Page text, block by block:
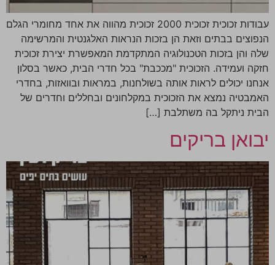
עבודות זכוכית זכוכית 2000 זכוכית מהווה את אחד מחומרי הגלם
הנפוצים בבתים וזאת הן בזכות הנראות האלגנטית והמרשימה
שלה והן בזכות הטכנולוגיה המתקדמת המאפשרת יצירת זכוכית
חזקה ועמידה. הזכוכית "מככבת" בכל חדרי הבית, כאשר בסלון
אנחנו יכולים לראות אותה בשולחנות, במראות ובוואזות, בחדרי
האמבטיה נמצא את הזכוכית במקלחונים ובחללים וחדרים של
הבית ניתקל בה משתלבת […]
יבואן בריקים